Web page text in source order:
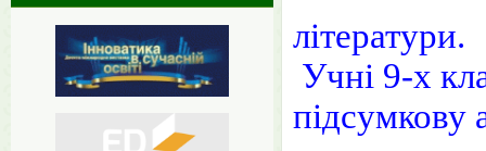
літератури.
Учні 9-х
підсумкову